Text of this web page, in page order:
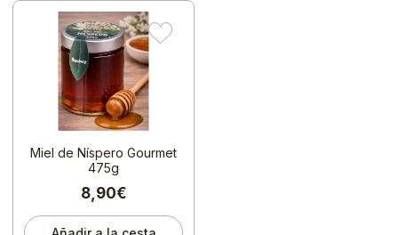
Miel de Níspero Gourmet
475g
8,90€